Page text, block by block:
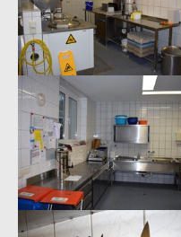
Show larger version
Show larger version